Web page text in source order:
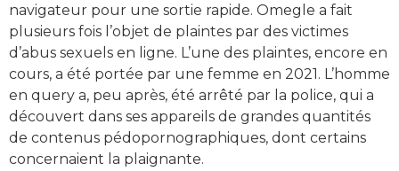
navigateur pour une sortie rapide. Omegle a fait
plusieurs fois l’objet de plaintes par des victimes
d’abus sexuels en ligne. L’une des plaintes, encore en
cours, a été portée par une femme en 2021. L’homme
en query a, peu après, été arrêté par la police, qui a
découvert dans ses appareils de grandes quantités
de contenus pédopornographiques, dont certains
concernaient la plaignante.